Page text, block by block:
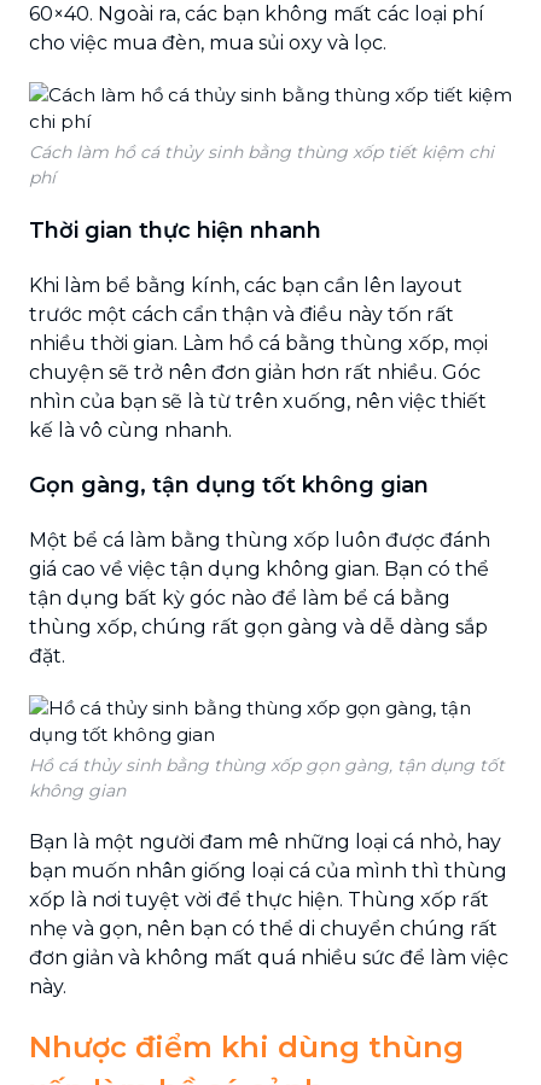
60×40. Ngoài ra, các bạn không mất các loại phí
cho việc mua đèn, mua sủi oxy và lọc.
Cách làm hồ cá thủy sinh bằng thùng xốp tiết kiệm chi
phí
Thời gian thực hiện nhanh
Khi làm bể bằng kính, các bạn cần lên layout
trước một cách cẩn thận và điều này tốn rất
nhiều thời gian. Làm hồ cá bằng thùng xốp, mọi
chuyện sẽ trở nên đơn giản hơn rất nhiều. Góc
nhìn của bạn sẽ là từ trên xuống, nên việc thiết
kế là vô cùng nhanh.
Gọn gàng, tận dụng tốt không gian
Một bể cá làm bằng thùng xốp luôn được đánh
giá cao về việc tận dụng không gian. Bạn có thể
tận dụng bất kỳ góc nào để làm bể cá bằng
thùng xốp, chúng rất gọn gàng và dễ dàng sắp
đặt.
Hồ cá thủy sinh bằng thùng xốp gọn gàng, tận dụng tốt
không gian
Bạn là một người đam mê những loại cá nhỏ, hay
bạn muốn nhân giống loại cá của mình thì thùng
xốp là nơi tuyệt vời để thực hiện. Thùng xốp rất
nhẹ và gọn, nên bạn có thể di chuyển chúng rất
đơn giản và không mất quá nhiều sức để làm việc
này.
Nhược điểm khi dùng thùng